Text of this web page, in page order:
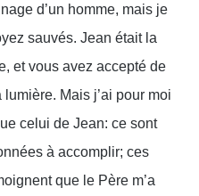
d’un homme, mais je
sauvés. Jean était la
et vous avez accepté de
Mais j’ai pour moi
celui de Jean: ce sont
à accomplir; ces
que le Père m’a